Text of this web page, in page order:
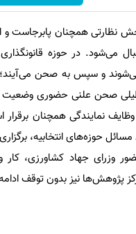
بخش نظارتی همچنان
می‌شود. در حوزه
و سپس به صحن می‌آیند؛
صحن علنی حضوری
نمایندگی همچنان برقرار
پژوهش‌ها نیز بدون توقف